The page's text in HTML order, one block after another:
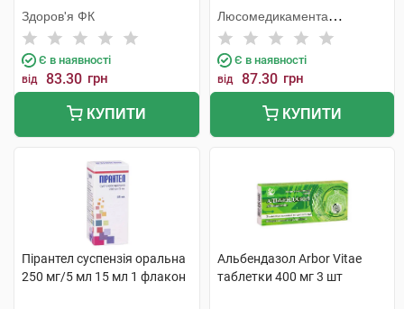
Здоров'я ФК
Є в наявності
від 83.30 грн
КУПИТИ
Люсомедикамента
Сосьєдаде Текніка
Фармацеутика
Є в наявності
від 87.30 грн
КУПИТИ
Пірантел суспензія оральна
250 мг/5 мл 15 мл 1 флакон
Альбендазол Arbor Vitae
таблетки 400 мг 3 шт